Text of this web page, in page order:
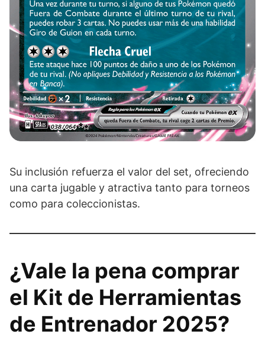
Su inclusión refuerza el valor del set, ofreciendo
una carta jugable y atractiva tanto para torneos
como para coleccionistas.
¿Vale la pena comprar
el Kit de Herramientas
de Entrenador 2025?